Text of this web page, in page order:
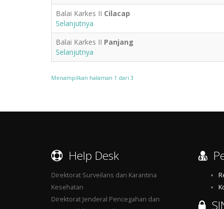
Balai Karkes II Cilacap
Selanjutnya
Balai Karkes II Panjang
Selanjutnya
Menampilkan halaman 1 dari 3
Help Desk
Direktorat Surveilans dan Karantina
Kesehatan
Direktorat Jenderal Pencegahan dan